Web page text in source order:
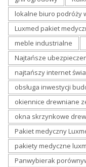
lokalne biuro podróży
Luxmed pakiet
meble industrialne
Najtańsze
najtańszy internet
obsługa inwestycji
okiennice drewniane
okna skrzynkowe
Pakiet medyczny
pakiety medyczne
Panwybierak